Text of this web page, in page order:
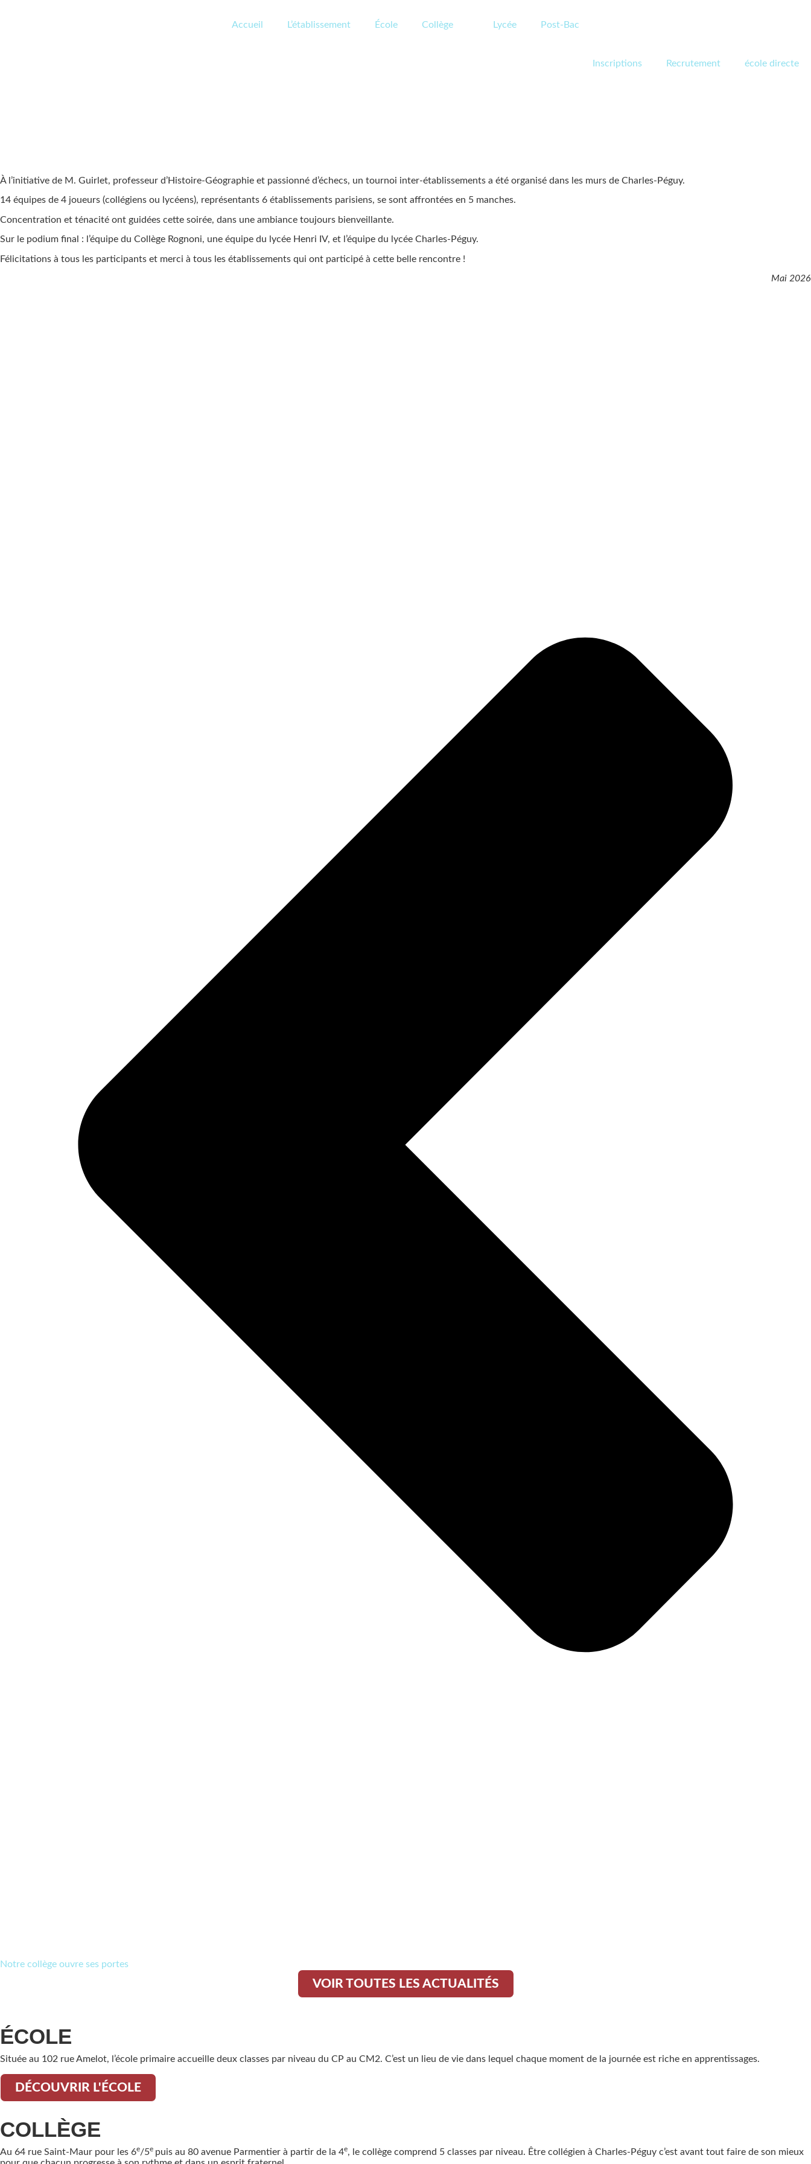
Accueil L’établissement École Collège Lycée Post-Bac
Inscriptions Recrutement école directe
À l’initiative de M. Guirlet, professeur d’Histoire-Géographie et passionné d’échecs, un tournoi inter-établissements a été organisé dans les murs de Charles-Péguy.
14 équipes de 4 joueurs (collégiens ou lycéens), représentants 6 établissements parisiens, se sont affrontées en 5 manches.
Concentration et ténacité ont guidées cette soirée, dans une ambiance toujours bienveillante.
Sur le podium final : l’équipe du Collège Rognoni, une équipe du lycée Henri IV, et l’équipe du lycée Charles-Péguy.
Félicitations à tous les participants et merci à tous les établissements qui ont participé à cette belle rencontre !
Mai 2026
Notre collège ouvre ses portes
VOIR TOUTES LES ACTUALITÉS
ÉCOLE
Située au 102 rue Amelot, l’école primaire accueille deux classes par niveau du CP au CM2. C’est un lieu de vie dans lequel chaque moment de la journée est riche en apprentissages.
DÉCOUVRIR L'ÉCOLE
COLLÈGE
Au 64 rue Saint-Maur pour les 6e/5e puis au 80 avenue Parmentier à partir de la 4e, le collège comprend 5 classes par niveau. Être collégien à Charles-Péguy c’est avant tout faire de son mieux